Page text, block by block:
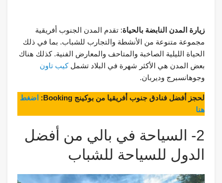
زيارة المدن النابضة بالحياة: تقدم المدن الجنوب أفريقية
مجموعة متنوعة من الأنشطة والتجارب للشباب. بما في ذلك
الحياة الليلية الصاخبة والمتاحف والمعارض الفنية. كذلك هناك
بعض المدن هي الأكثر شهرة في البلاد تشملكيب تاون
وجوهانسبرج وديربان.
لحجز أفضل فنادق جنوب أفريقيا من بوكينج Booking:
اضغط
هنا
2- السياحة في بالي من أفضل
الدول للسياحة للشباب